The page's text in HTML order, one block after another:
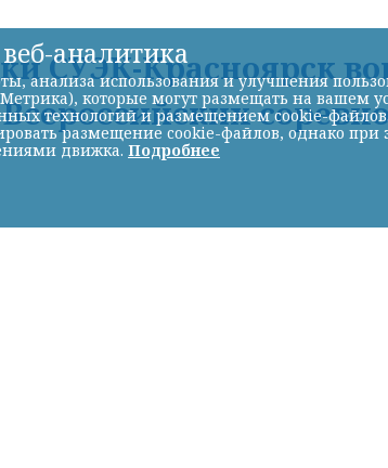
СУЭК-Красноярск
аналитика
анализа использования и улучшения
которые могут размещать на вашем
технологий и размещением cookie-
размещение cookie-файлов, однако
движка. Подробнее